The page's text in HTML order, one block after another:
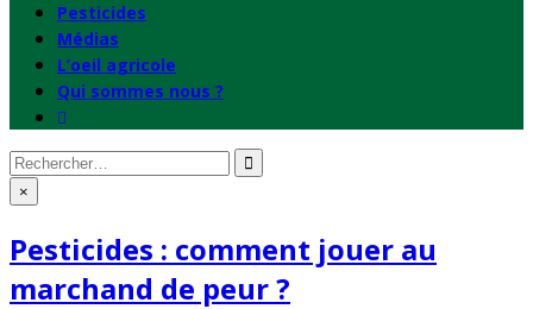
Pesticides
Médias
L’oeil agricole
Qui sommes nous ?
Rechercher
: ×
Pesticides : comment jouer au
marchand de peur ?